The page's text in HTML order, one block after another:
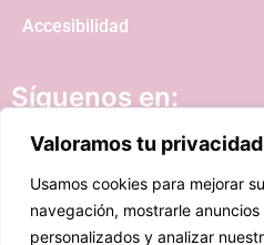
Valoramos tu privacidad
Usamos cookies para mejorar
navegación, mostrarle
personalizados y analizar
Accesibilidad
Síguenos en: